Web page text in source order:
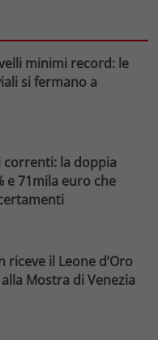
minimi record: le
si fermano a
correnti: la doppia
e 71mila euro che
riceve il Leone d’Oro
Mostra di Venezia